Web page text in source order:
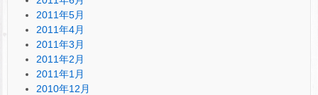
2011年5月
2011年4月
2011年3月
2011年2月
2011年1月
2010年12月